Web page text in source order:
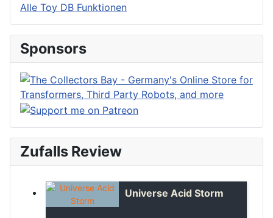
Alle Toy DB Funktionen
Sponsors
Zufalls Review
Universe Acid Storm